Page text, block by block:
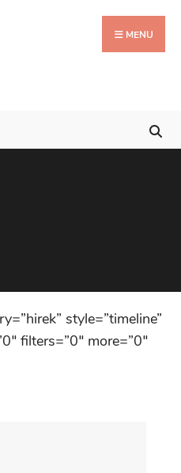
MENU
style=”timeline”
filters=”0″ more=”0″
Close